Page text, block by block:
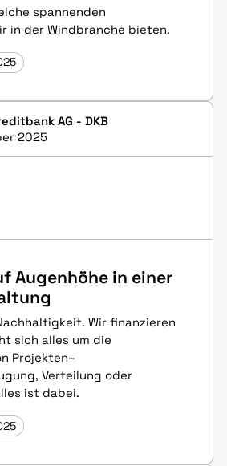
spannenden
in der Windbranche bieten.
AG - DKB
2025
Augenhöhe in einer
Wir finanzieren
sich alles um die
Projekten–
Verteilung oder
ist dabei.